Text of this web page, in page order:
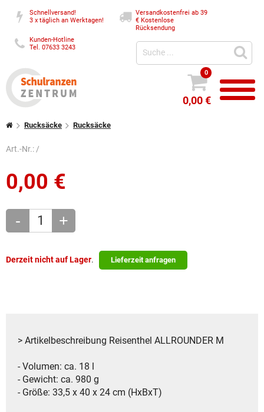
Schnellversand!
3 x täglich an Werktagen!
Versandkostenfrei ab 39
€Kostenlose
Rücksendung
Kunden-Hotline
Tel. 07633 3243
0
0,00 €
Rucksäcke Rucksäcke
Art.-Nr.:/
0,00 €
- +
Derzeit nicht auf Lager. Lieferzeit anfragen
> Artikelbeschreibung Reisenthel ALLROUNDER M
- Volumen: ca. 18 l
- Gewicht: ca. 980 g
- Größe: 33,5 x 40 x 24 cm (HxBxT)